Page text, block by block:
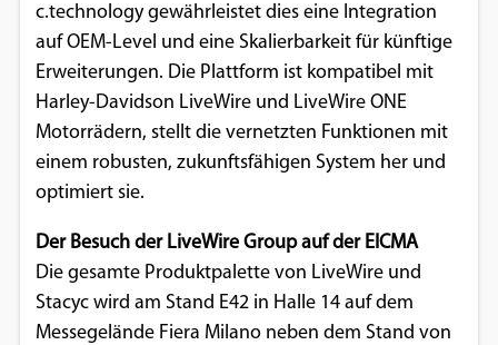
c.technology gewährleistet dies eine Integration
auf OEM-Level und eine Skalierbarkeit für künftige
Erweiterungen. Die Plattform ist kompatibel mit
Harley-Davidson LiveWire und LiveWire ONE
Motorrädern, stellt die vernetzten Funktionen mit
einem robusten, zukunftsfähigen System her und
optimiert sie.
Der Besuch der LiveWire Group auf der EICMA
Die gesamte Produktpalette von LiveWire und
Stacyc wird am Stand E42 in Halle 14 auf dem
Messegelände Fiera Milano neben dem Stand von